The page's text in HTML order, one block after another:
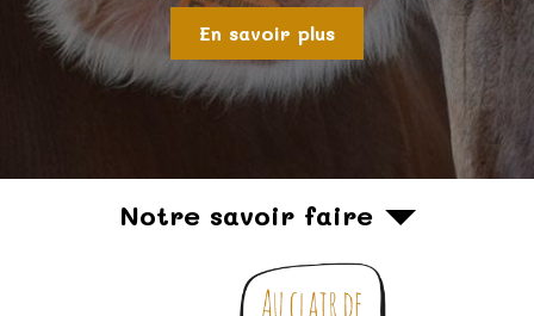
En savoir plus
Notre savoir faire